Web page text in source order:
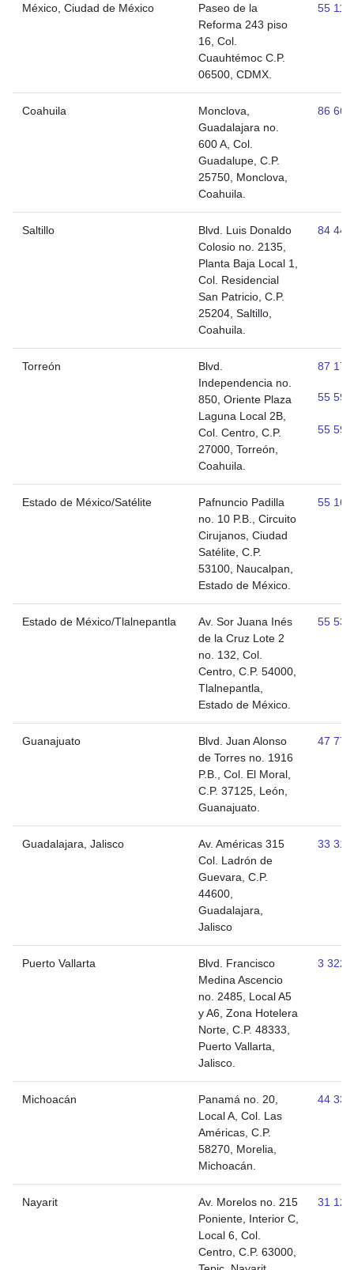
México, Ciudad de México
Paseo de la
Reforma 243 piso
16, Col.
Cuauhtémoc C.P.
06500, CDMX.
55
Coahuila
Monclova,
Guadalajara no.
600 A, Col.
Guadalupe, C.P.
25750, Monclova,
Coahuila.
86
Saltillo
Blvd. Luis Donaldo
Colosio no. 2135,
Planta Baja Local 1,
Col. Residencial
San Patricio, C.P.
25204, Saltillo,
Coahuila.
84
Torreón
Blvd.
Independencia no.
850, Oriente Plaza
Laguna Local 2B,
Col. Centro, C.P.
27000, Torreón,
Coahuila.
87
55
55
Estado de México/Satélite
Pafnuncio Padilla
no. 10 P.B., Circuito
Cirujanos, Ciudad
Satélite, C.P.
53100, Naucalpan,
Estado de México.
55
Estado de México/Tlalnepantla
Av. Sor Juana Inés
de la Cruz Lote 2
no. 132, Col.
Centro, C.P. 54000,
Tlalnepantla,
Estado de México.
55
Guanajuato
Blvd. Juan Alonso
de Torres no. 1916
P.B., Col. El Moral,
C.P. 37125, León,
Guanajuato.
47
Guadalajara, Jalisco
Av. Américas 315
Col. Ladrón de
Guevara, C.P.
44600,
Guadalajara,
Jalisco
33
Puerto Vallarta
Blvd. Francisco
Medina Ascencio
no. 2485, Local A5
y A6, Zona Hotelera
Norte, C.P. 48333,
Puerto Vallarta,
Jalisco.
3
Michoacán
Panamá no. 20,
Local A, Col. Las
Américas, C.P.
58270, Morelia,
Michoacán.
44
Nayarit
Av. Morelos no. 215
Poniente, Interior C,
Local 6, Col.
Centro, C.P. 63000,
31